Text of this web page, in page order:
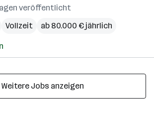
veröffentlicht
Vollzeit ab 80.000 € jährlich
Weitere Jobs anzeigen